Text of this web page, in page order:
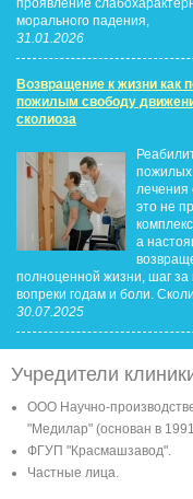
проявление
морального падения,
31.01.2026
Возвращение к жизни как
пожилым свободу
сколиоза
пожилых
лечения
это не
а
полноценной жизни, шаг за
вопреки годам и боли.
30.07.2025
Учредители
ООО Научно-
"Медилар" (основан в
ФГУП "Красмашзавод".
Частные лица.